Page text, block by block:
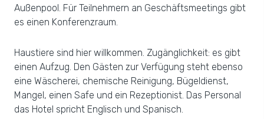
Außenpool. Für Teilnehmern an Geschäftsmeetings gibt
es einen Konferenzraum.
Haustiere sind hier willkommen. Zugänglichkeit: es gibt
einen Aufzug. Den Gästen zur Verfügung steht ebenso
eine Wäscherei, chemische Reinigung, Bügeldienst,
Mangel, einen Safe und ein Rezeptionist. Das Personal
das Hotel spricht Englisch und Spanisch.